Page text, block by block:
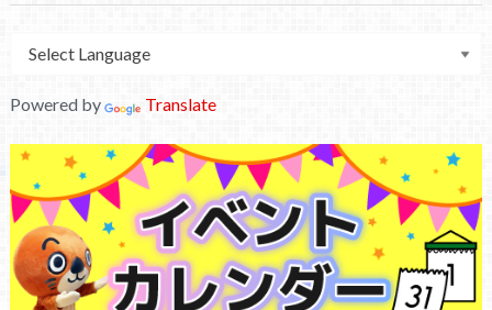
Powered by Translate